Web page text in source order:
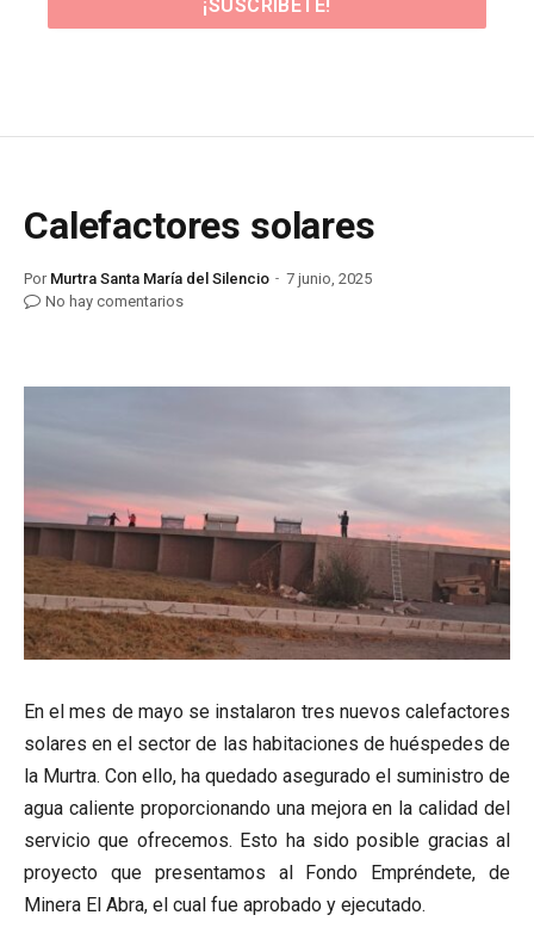
Calefactores solares
Por Murtra Santa María del Silencio
7 junio, 2025
No hay comentarios
En el mes de mayo se instalaron tres nuevos calefactores
solares en el sector de las habitaciones de huéspedes de
la Murtra. Con ello, ha quedado asegurado el suministro de
agua caliente proporcionando una mejora en la calidad del
servicio que ofrecemos. Esto ha sido posible gracias al
proyecto que presentamos al Fondo Empréndete, de
Minera El Abra, el cual fue aprobado y ejecutado.